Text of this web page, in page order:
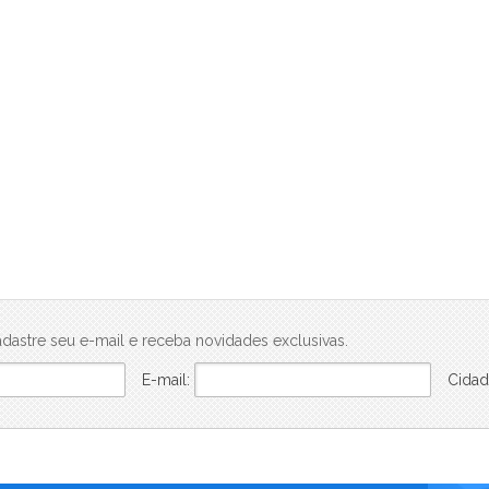
Conquista Florianópolis (1)
Conquista Girassol (1)
Conquista Jardins (1)
seu e-mail e receba novidades exclusivas.
E-mail: